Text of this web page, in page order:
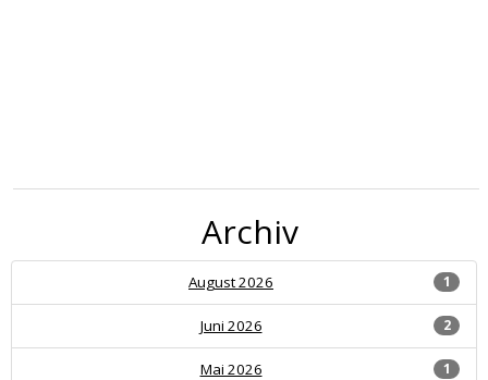
Archiv
1
August 2026
2
Juni 2026
1
Mai 2026